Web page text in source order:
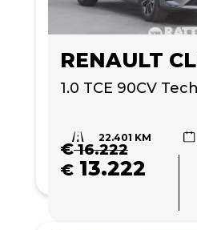
RENAULT
1.0 TCE 90CV
22.401 KM
€16.222
€ 13.222